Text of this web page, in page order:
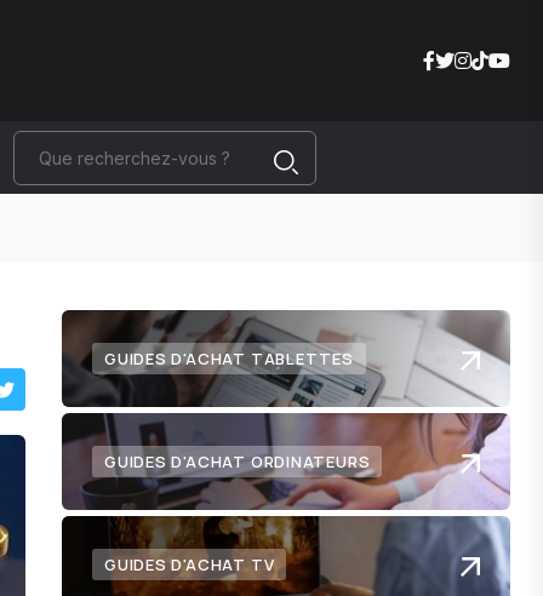
GUIDES D'ACHAT TABLETTES
GUIDES D'ACHAT ORDINATEURS
GUIDES D'ACHAT TV